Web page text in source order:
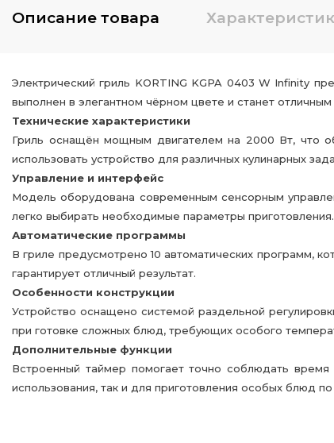
Описание товара
Электрический гриль KORTING KGPA 0403 W Infinity
выполнен в элегантном чёрном цвете и станет
Технические характеристики
Гриль оснащён мощным двигателем на 2000 Вт, что
использовать устройство для различных кулинарных
Управление и интерфейс
Модель оборудована современным сенсорным
легко выбирать необходимые параметры приготовления.
Автоматические программы
В гриле предусмотрено 10 автоматических программ,
гарантирует отличный результат.
Особенности конструкции
Устройство оснащено системой раздельной
при готовке сложных блюд, требующих особого
Дополнительные функции
Встроенный таймер помогает точно соблюдать
использования, так и для приготовления особых блюд